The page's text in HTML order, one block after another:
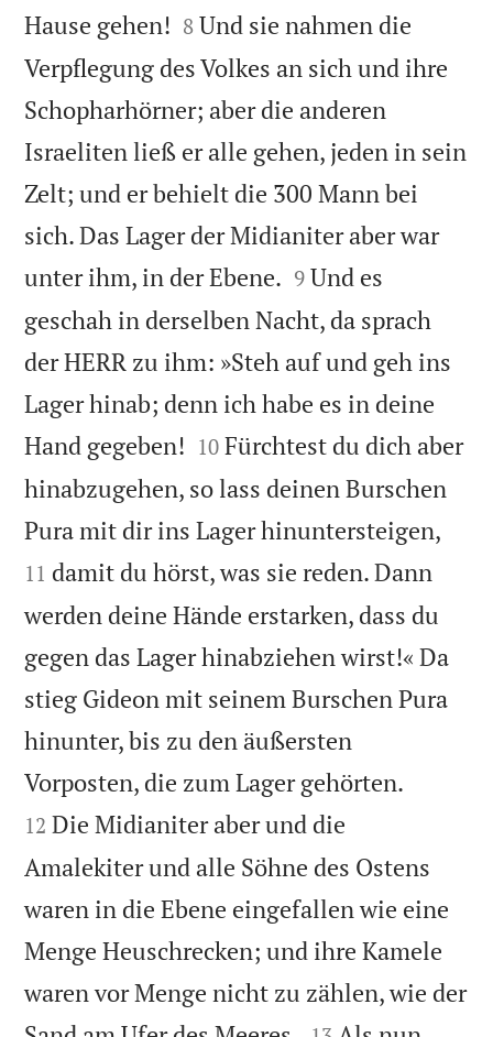
Hause gehen! 

8 Und sie nahmen die
Verpflegung des Volkes an sich und ihre
Schopharhörner; aber die anderen
Israeliten ließ er alle gehen, jeden in sein
Zelt; und er behielt die 300 Mann bei
sich. Das Lager der Midianiter aber war
unter ihm, in der Ebene. 

9 Und es
geschah in derselben Nacht, da sprach
der HERR zu ihm: »Steh auf und geh ins
Lager hinab; denn ich habe es in deine
Hand gegeben! 

10 Fürchtest du dich aber
hinabzugehen, so lass deinen Burschen
Pura mit dir ins Lager hinuntersteigen,
11 damit du hörst, was sie reden. Dann
werden deine Hände erstarken, dass du
gegen das Lager hinabziehen wirst!« Da
stieg Gideon mit seinem Burschen Pura
hinunter, bis zu den äußersten
Vorposten, die zum Lager gehörten.
12 Die Midianiter aber und die
Amalekiter und alle Söhne des Ostens
waren in die Ebene eingefallen wie eine
Menge Heuschrecken; und ihre Kamele
waren vor Menge nicht zu zählen, wie der